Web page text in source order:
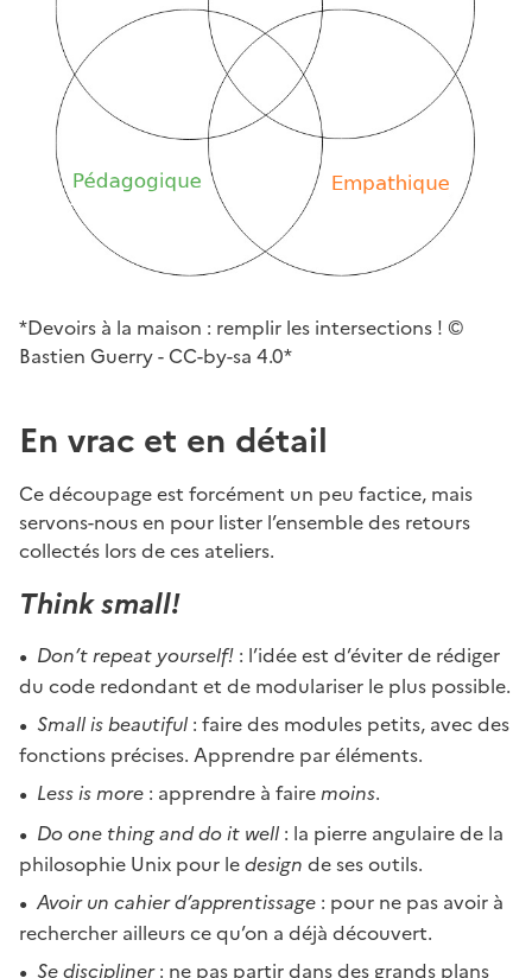
*Devoirs à la maison : remplir les intersections ! ©
Bastien Guerry - CC-by-sa 4.0*
En vrac et en détail
Ce découpage est forcément un peu factice, mais
servons-nous en pour lister l’ensemble des retours
collectés lors de ces ateliers.
Think small!
Don’t repeat yourself! : l’idée est d’éviter de rédiger
du code redondant et de modulariser le plus possible.
Small is beautiful : faire des modules petits, avec des
fonctions précises. Apprendre par éléments.
Less is more : apprendre à faire moins.
Do one thing and do it well : la pierre angulaire de la
philosophie Unix pour ledesign de ses outils.
Avoir un cahier d’apprentissage : pour ne pas avoir à
rechercher ailleurs ce qu’on a déjà découvert.
Se discipliner: ne pas partir dans des grands plans